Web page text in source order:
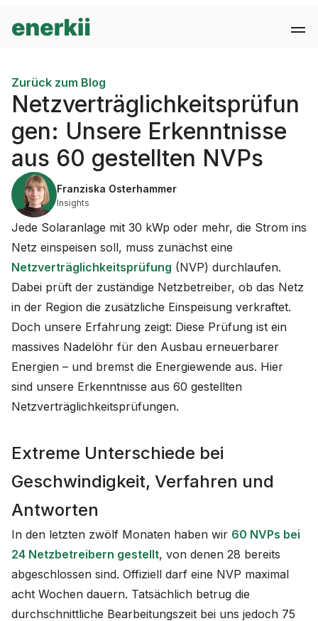
Zurück zum Blog
Netzverträglichkeitsprüfun
gen: Unsere Erkenntnisse
aus 60 gestellten NVPs
Franziska Osterhammer
Insights
Jede Solaranlage mit 30 kWp oder mehr, die Strom ins
Netz einspeisen soll, muss zunächst eine
Netzverträglichkeitsprüfung (NVP) durchlaufen.
Dabei prüft der zuständige Netzbetreiber, ob das Netz
in der Region die zusätzliche Einspeisung verkraftet.
Doch unsere Erfahrung zeigt: Diese Prüfung ist ein
massives Nadelöhr für den Ausbau erneuerbarer
Energien – und bremst die Energiewende aus. Hier
sind unsere Erkenntnisse aus 60 gestellten
Netzverträglichkeitsprüfungen.
Extreme Unterschiede bei
Geschwindigkeit, Verfahren und
Antworten
In den letzten zwölf Monaten haben wir 60 NVPs bei
24 Netzbetreibern gestellt, von denen 28 bereits
abgeschlossen sind. Offiziell darf eine NVP maximal
acht Wochen dauern. Tatsächlich betrug die
durchschnittliche Bearbeitungszeit bei uns jedoch 75